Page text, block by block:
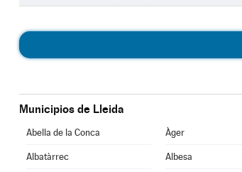
Municipios de Lleida
Abella de la Conca Àger
Albatàrrec Albesa